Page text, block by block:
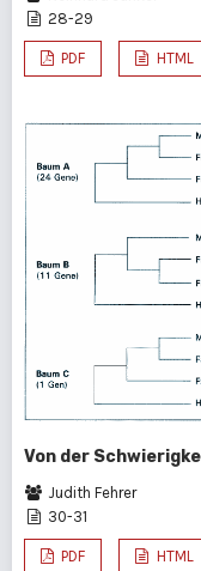
28-29
PDF HTML
Von der
Judith Fehrer
30-31
PDF HTML